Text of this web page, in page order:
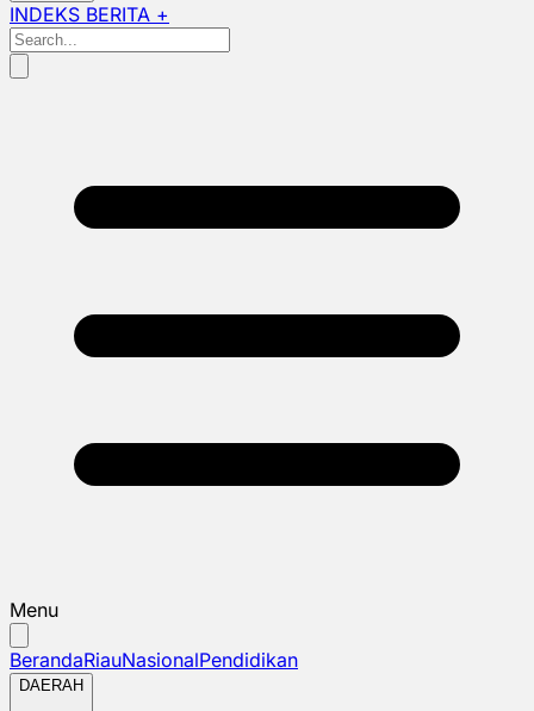
INDEKS BERITA +
Menu
BerandaRiauNasionalPendidikan
DAERAH